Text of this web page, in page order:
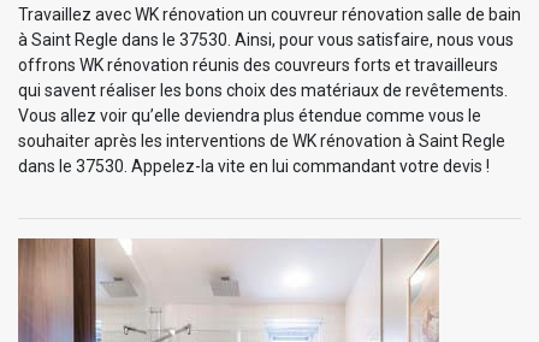
Travaillez avec WK rénovation un couvreur rénovation salle de bain
à Saint Regle dans le 37530. Ainsi, pour vous satisfaire, nous vous
offrons WK rénovation réunis des couvreurs forts et travailleurs
qui savent réaliser les bons choix des matériaux de revêtements.
Vous allez voir qu’elle deviendra plus étendue comme vous le
souhaiter après les interventions de WK rénovation à Saint Regle
dans le 37530. Appelez-la vite en lui commandant votre devis !